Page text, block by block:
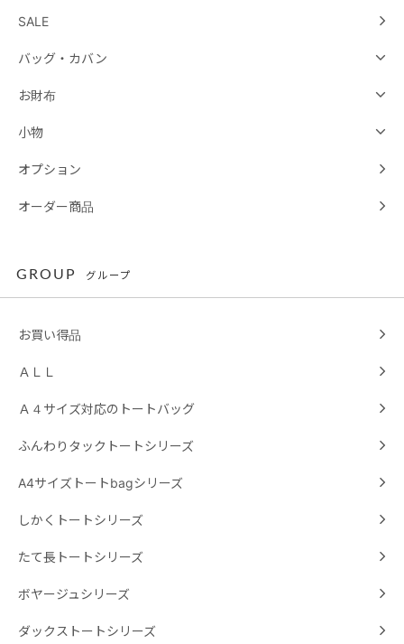
SALE
バッグ・カバン
お財布
小物
オプション
オーダー商品
GROUP グループ
お買い得品
ＡＬＬ
Ａ４サイズ対応のトートバッグ
ふんわりタックトートシリーズ
A4サイズトートbagシリーズ
しかくトートシリーズ
たて長トートシリーズ
ボヤージュシリーズ
ダックストートシリーズ